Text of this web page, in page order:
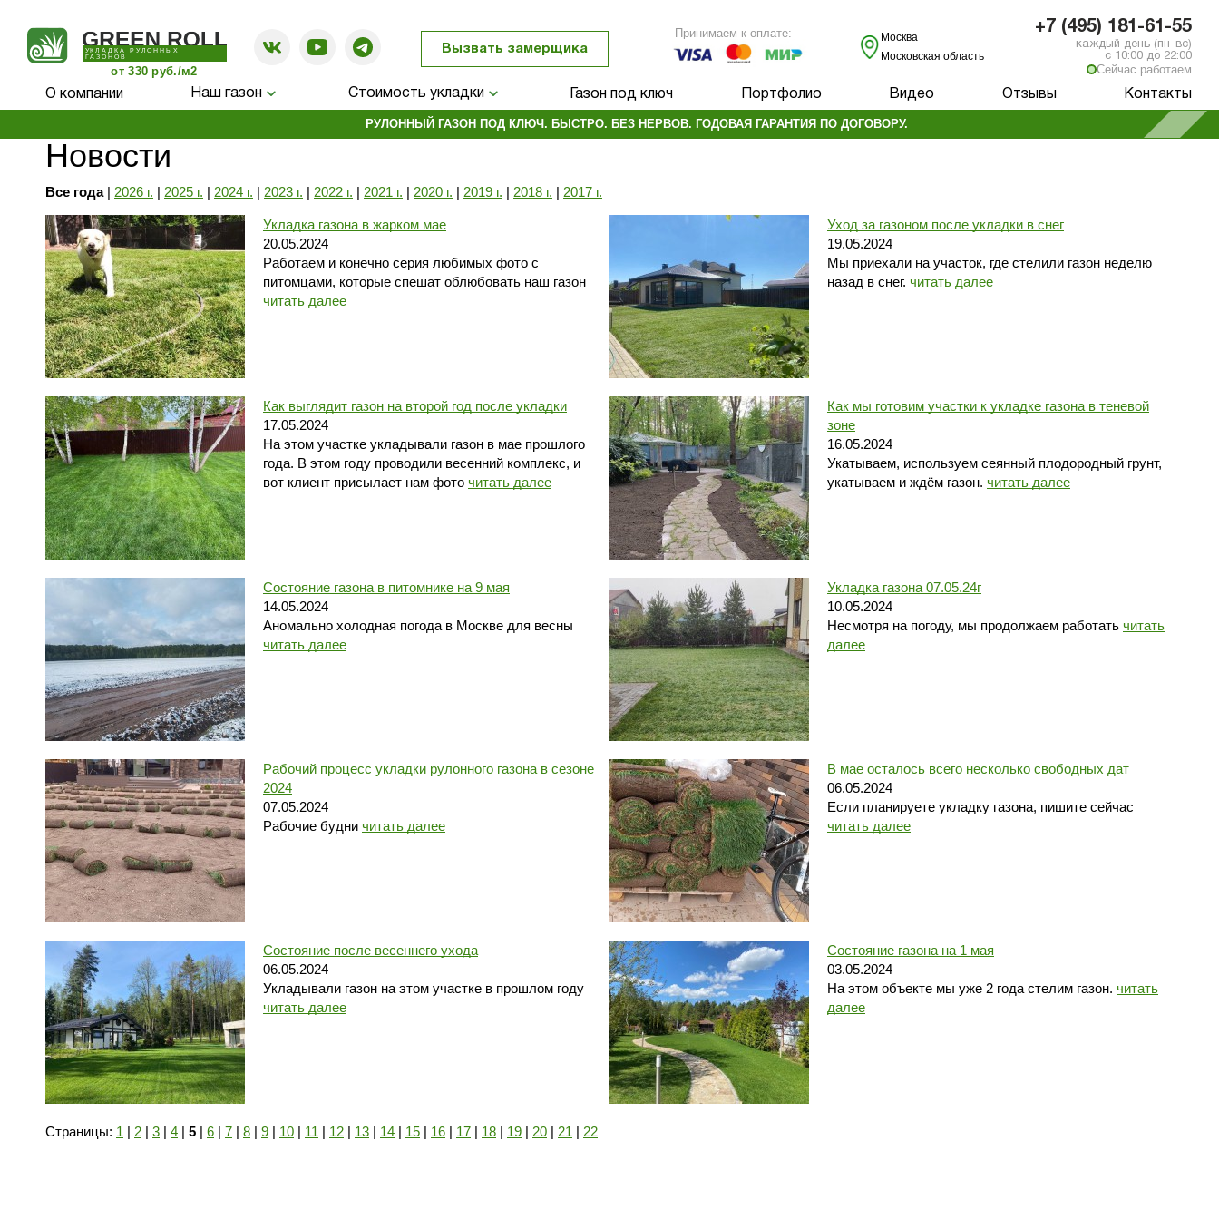
УКЛАДКА РУЛОННЫХ
ГАЗОНОВ
от 330 руб./м2
Вызвать замерщика
Принимаем к оплате:
Москва
Московская область
+7 (495) 181-61-55
каждый день (пн-вс)
с 10:00 до 22:00
Сейчас работаем
О компании Наш газон Стоимость укладки Газон под ключ Портфолио Видео Отзывы Контакты
РУЛОННЫЙ ГАЗОН ПОД КЛЮЧ. БЫСТРО. БЕЗ НЕРВОВ. ГОДОВАЯ ГАРАНТИЯ ПО ДОГОВОРУ.
Новости
Все года| 2026 г. | 2025 г. | 2024 г. | 2023 г. | 2022 г. | 2021 г. | 2020 г. | 2019 г. | 2018 г. | 2017 г.
Укладка газона в жарком мае
20.05.2024
Работаем и конечно серия любимых фото с
питомцами, которые спешат облюбовать наш газон
читать далее
Уход за газоном после укладки в снег
19.05.2024
Мы приехали на участок, где стелили газон неделю
назад в снег. читать далее
Как выглядит газон на второй год после укладки
17.05.2024
На этом участке укладывали газон в мае прошлого
года. В этом году проводили весенний комплекс, и
вот клиент присылает нам фото читать далее
Как мы готовим участки к укладке газона в теневой
зоне
16.05.2024
Укатываем, используем сеянный плодородный грунт,
укатываем и ждём газон. читать далее
Состояние газона в питомнике на 9 мая
14.05.2024
Аномально холодная погода в Москве для весны
читать далее
Укладка газона 07.05.24г
10.05.2024
Несмотря на погоду, мы продолжаем работать читать
далее
Рабочий процесс укладки рулонного газона в сезоне
2024
07.05.2024
Рабочие будни читать далее
В мае осталось всего несколько свободных дат
06.05.2024
Если планируете укладку газона, пишите сейчас
читать далее
Состояние после весеннего ухода
06.05.2024
Укладывали газон на этом участке в прошлом году
читать далее
Состояние газона на 1 мая
03.05.2024
На этом объекте мы уже 2 года стелим газон. читать
далее
Страницы: 1 | 2 | 3 | 4 | 5 | 6 | 7 | 8 | 9 | 10 | 11 | 12 | 13 | 14 | 15 | 16 | 17 | 18 | 19 | 20 | 21 | 22